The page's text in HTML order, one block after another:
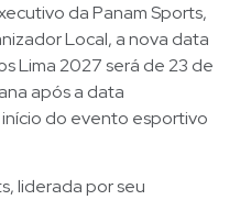
da Panam Sports,
Local, a nova data
Lima 2027 será de 23 de
após a data
do evento esportivo
liderada por seu